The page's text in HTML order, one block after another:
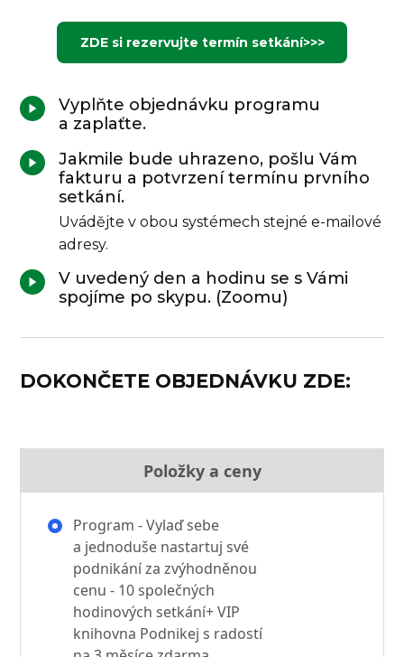
ZDE si rezervujte termín setkání>>>
Vyplňte objednávku programu
a zaplaťte.
Jakmile bude uhrazeno, pošlu Vám
fakturu a potvrzení termínu prvního
setkání.
Uvádějte v obou systémech stejné e-mailové
adresy.
V uvedený den a hodinu se s Vámi
spojíme po skypu. (Zoomu)
DOKONČETE OBJEDNÁVKU ZDE:
Položky a ceny
Program - Vylaď sebe
a jednoduše nastartuj své
podnikání za zvýhodněnou
cenu - 10 společných
hodinových setkání+ VIP
knihovna Podnikej s radostí